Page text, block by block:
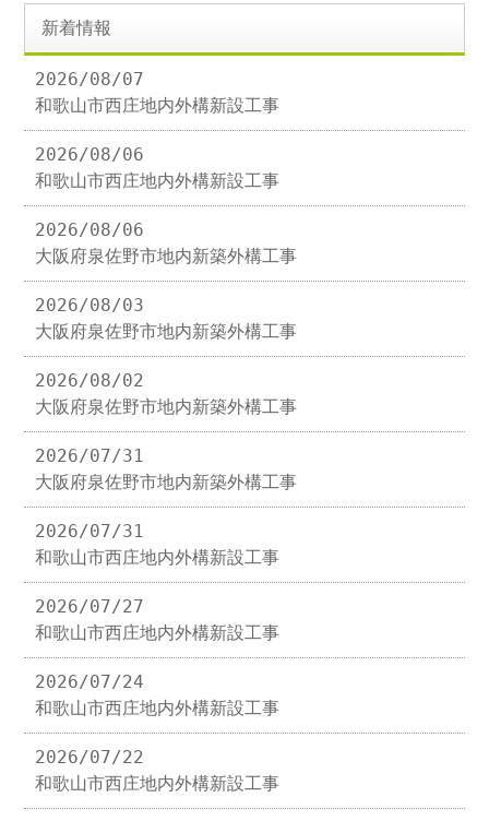
新着情報
2026/08/07
和歌山市西庄地内外構新設工事
2026/08/06
和歌山市西庄地内外構新設工事
2026/08/06
大阪府泉佐野市地内新築外構工事
2026/08/03
大阪府泉佐野市地内新築外構工事
2026/08/02
大阪府泉佐野市地内新築外構工事
2026/07/31
大阪府泉佐野市地内新築外構工事
2026/07/31
和歌山市西庄地内外構新設工事
2026/07/27
和歌山市西庄地内外構新設工事
2026/07/24
和歌山市西庄地内外構新設工事
2026/07/22
和歌山市西庄地内外構新設工事